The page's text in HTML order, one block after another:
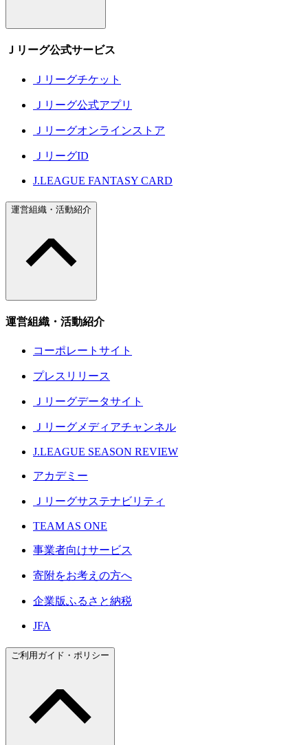
Ｊリーグ公式サービス
Ｊリーグチケット
Ｊリーグ公式アプリ
Ｊリーグオンラインストア
ＪリーグID
J.LEAGUE FANTASY CARD
運営組織・活動紹介
運営組織・活動紹介
コーポレートサイト
プレスリリース
Ｊリーグデータサイト
Ｊリーグメディアチャンネル
J.LEAGUE SEASON REVIEW
アカデミー
Ｊリーグサステナビリティ
TEAM AS ONE
事業者向けサービス
寄附をお考えの方へ
企業版ふるさと納税
JFA
ご利用ガイド・ポリシー